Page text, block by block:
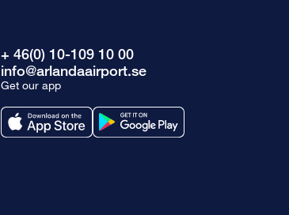
+ 46(0) 10-109 10 00
info@arlandaairport.se
Get our app